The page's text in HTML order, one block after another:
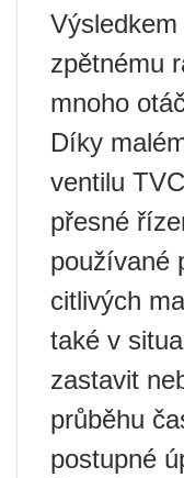
zpětnému
mnoho
Díky
ventilu
přesné
používané
citlivých
také v
zastavit
průběhu
postupné